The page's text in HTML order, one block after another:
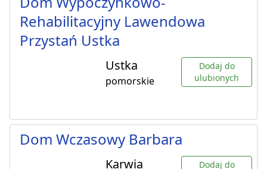
Rehabilitacyjny Lawendowa
Przystań Ustka
Ustka
pomorskie
Dodaj do
ulubionych
Dom Wczasowy Barbara
Karwia
Dodaj do